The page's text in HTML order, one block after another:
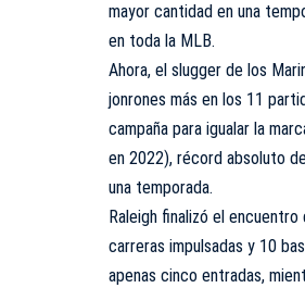
mayor cantidad en una
en toda la MLB.
Ahora, el slugger de los
jonrones más en los 11
campaña para igualar la
en 2022), récord absoluto
una temporada.
Raleigh finalizó el
carreras impulsadas y 10
apenas cinco entradas,